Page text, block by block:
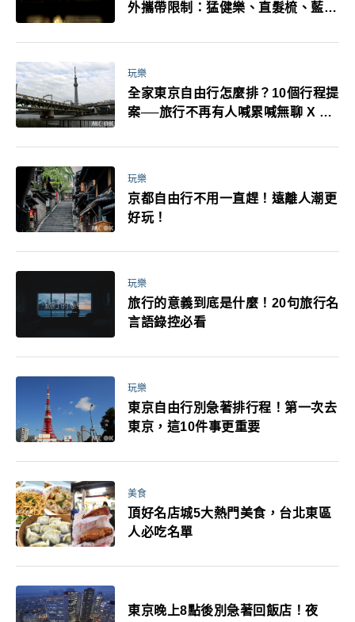
外攜帶限制：猛健樂、直髮梳、藍牙
萬！注意事項一次看！
玩樂
全家東京自由行怎麼排？10個行程提
案──旅行不再有人喊累喊無聊 X 爸
玩樂
京都自由行不用一直趕！遠離人潮更
好玩！
玩樂
旅行的意義到底是什麼！20句旅行名
言語錄控必看
玩樂
東京自由行別急著排行程！第一次去
東京，這10件事更重要
美食
頂好名店城5大熱門美食，台北東區
人必吃名單
東京晚上8點後別急著回飯店！夜